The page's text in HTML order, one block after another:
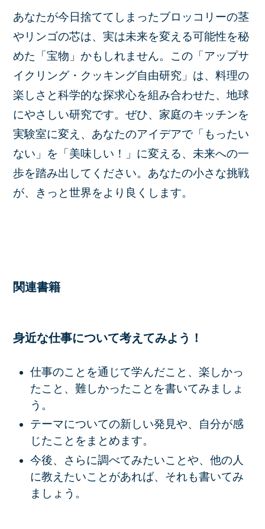
あなたが今日捨ててしまったブロッコリーの茎
やリンゴの芯は、実は未来を変える可能性を秘
めた「宝物」かもしれません。この「アップサ
イクリング・クッキング自由研究」は、料理の
楽しさと科学的な探求心を組み合わせた、地球
にやさしい研究です。ぜひ、家庭のキッチンを
実験室に変え、あなたのアイデアで「もったい
ない」を「美味しい！」に変える、未来への一
歩を踏み出してください。あなたの小さな挑戦
が、きっと世界をより良くします。
関連書籍
身近な仕事について考えてみよう！
仕事のことを通じて学んだこと、楽しかっ
たこと、難しかったことを書いてみましょ
う。
テーマについての新しい発見や、自分が感
じたことをまとめます。
今後、さらに調べてみたいことや、他の人
に教えたいことがあれば、それも書いてみ
ましょう。